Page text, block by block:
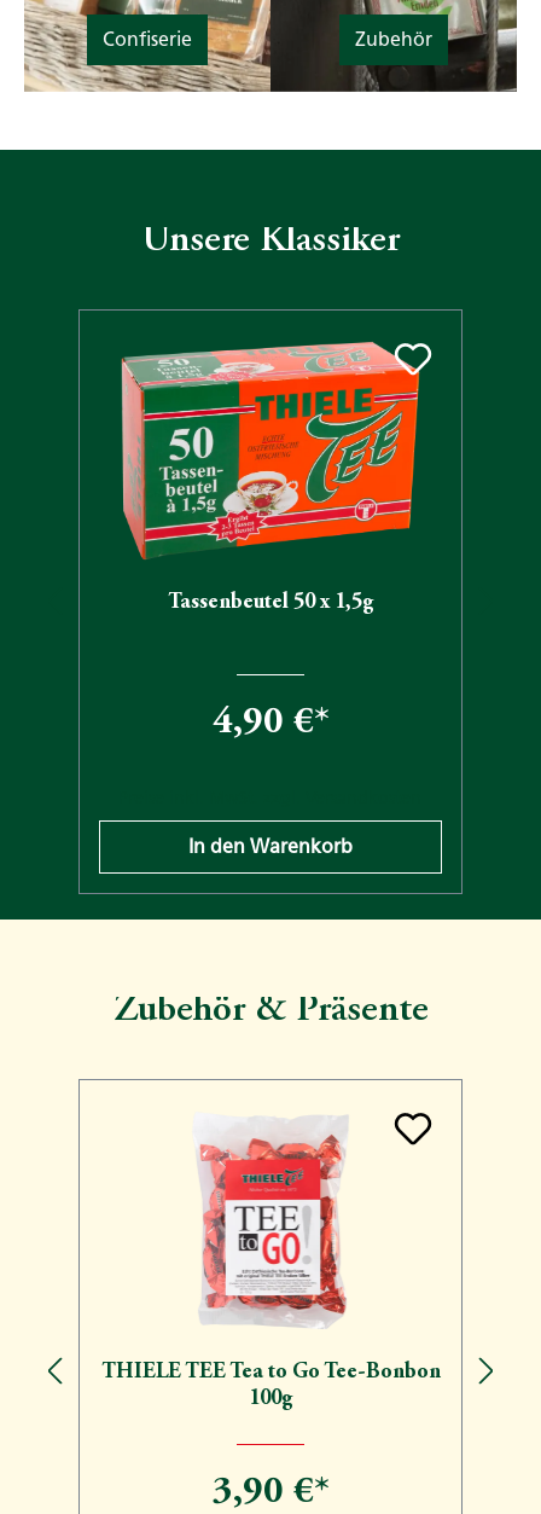
Confiserie Zubehör
Unsere Klassiker
Tassenbeutel 50 x 1,5g
4,90 €*
In den Warenkorb
Zubehör & Präsente
THIELE TEE Tea to Go Tee-Bonbon
100g
3,90 €*